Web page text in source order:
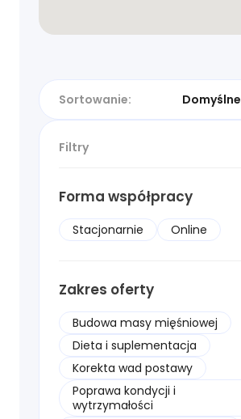
Sortowanie: Domyślne
Filtry
Forma współpracy
Stacjonarnie Online
Zakres oferty
Budowa masy mięśniowej
Dieta i suplementacja
Korekta wad postawy
Poprawa kondycji i
wytrzymałości